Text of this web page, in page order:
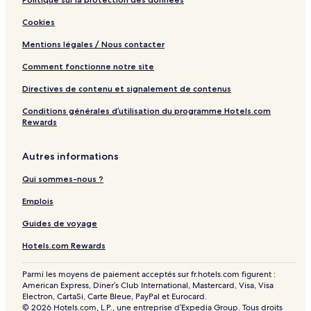
Cookies
Mentions légales / Nous contacter
Comment fonctionne notre site
Directives de contenu et signalement de contenus
Conditions générales d’utilisation du programme Hotels.com
Rewards
Autres informations
Qui sommes-nous ?
Emplois
Guides de voyage
Hotels.com Rewards
Parmi les moyens de paiement acceptés sur fr.hotels.com figurent :
American Express, Diner’s Club International, Mastercard, Visa, Visa
Electron, CartaSi, Carte Bleue, PayPal et Eurocard.
© 2026 Hotels.com, L.P., une entreprise d’Expedia Group. Tous droits